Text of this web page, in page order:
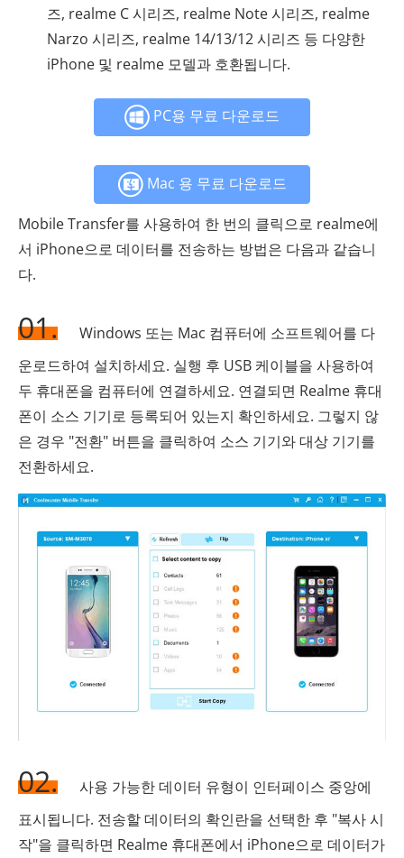
즈, realme C 시리즈, realme Note 시리즈, realme
Narzo 시리즈, realme 14/13/12 시리즈 등 다양한
iPhone 및 realme 모델과 호환됩니다.
PC용 무료 다운로드
Mac 용 무료 다운로드
Mobile Transfer를 사용하여 한 번의 클릭으로 realme에
서 iPhone으로 데이터를 전송하는 방법은 다음과 같습니
다.
01.
Windows 또는 Mac 컴퓨터에 소프트웨어를 다
운로드하여 설치하세요. 실행 후 USB 케이블을 사용하여
두 휴대폰을 컴퓨터에 연결하세요. 연결되면 Realme 휴대
폰이 소스 기기로 등록되어 있는지 확인하세요. 그렇지 않
은 경우 "전환" 버튼을 클릭하여 소스 기기와 대상 기기를
전환하세요.
02.
사용 가능한 데이터 유형이 인터페이스 중앙에
표시됩니다. 전송할 데이터의 확인란을 선택한 후 "복사 시
작"을 클릭하면 Realme 휴대폰에서 iPhone으로 데이터가